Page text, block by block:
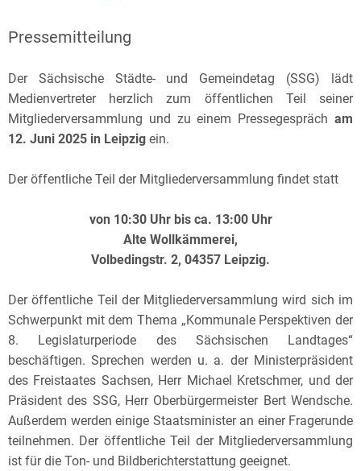
Pressemitteilung
Der Sächsische Städte- und Gemeindetag (SSG) lädt
Medienvertreter herzlich zum öffentlichen Teil seiner
Mitgliederversammlung und zu einem Pressegespräch am
12. Juni 2025 in Leipzig ein.
Der öffentliche Teil der Mitgliederversammlung findet statt
von 10:30 Uhr bis ca. 13:00 Uhr
Alte Wollkämmerei,
Volbedingstr. 2, 04357 Leipzig.
Der öffentliche Teil der Mitgliederversammlung wird sich im
Schwerpunkt mit dem Thema „Kommunale Perspektiven der
8. Legislaturperiode des Sächsischen Landtages“
beschäftigen. Sprechen werden u. a. der Ministerpräsident
des Freistaates Sachsen, Herr Michael Kretschmer, und der
Präsident des SSG, Herr Oberbürgermeister Bert Wendsche.
Außerdem werden einige Staatsminister an einer Fragerunde
teilnehmen. Der öffentliche Teil der Mitgliederversammlung
ist für die Ton- und Bildberichterstattung geeignet.